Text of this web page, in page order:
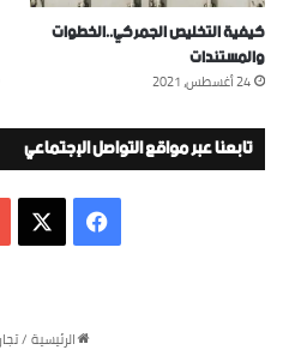
كيفية التخليص الجمركي..الخطوات
والمستندات
24 أغسطس، 2021
تابعنا عبر مواقع التواصل الإجتماعي
فيسبوك